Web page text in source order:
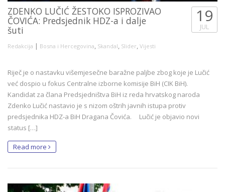
ZDENKO LUČIĆ ŽESTOKO ISPROZIVAO
ČOVIĆA: Predsjednik HDZ-a i dalje
šuti
Redakcija | Bosna i Hercegovina, Skandal, Slider, Vijesti
19
JUL
Riječ je o nastavku višemjesečne baražne paljbe zbog koje je Lučić
već dospio u fokus Centralne izborne komisije BiH (CIK BiH).
Kandidat za člana Predsjedništva BiH iz reda hrvatskog naroda
Zdenko Lučić nastavio je s nizom oštrih javnih istupa protiv
predsjednika HDZ-a BiH Dragana Čovića. Lučić je objavio novi
status […]
Read more